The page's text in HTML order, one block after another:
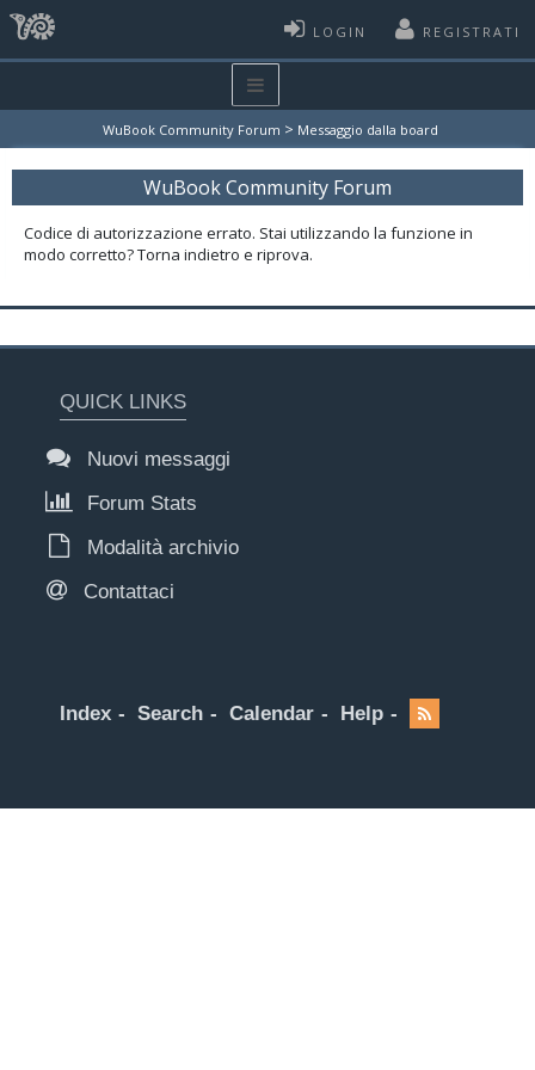
LOGIN REGISTRATI
WuBook Community Forum > Messaggio dalla board
WuBook Community Forum
Codice di autorizzazione errato. Stai utilizzando la funzione in
modo corretto? Torna indietro e riprova.
QUICK LINKS
Nuovi messaggi
Forum Stats
Modalità archivio
Contattaci
Index Search Calendar Help